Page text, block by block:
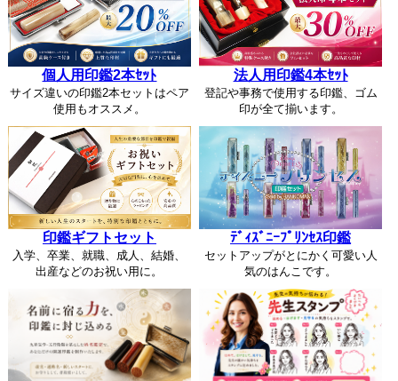
個人用印鑑2本ｾｯﾄ
サイズ違いの印鑑2本セットはペア
使用もオススメ。
法人用印鑑4本ｾｯﾄ
登記や事務で使用する印鑑、ゴム
印が全て揃います。
印鑑ギフトセット
入学、卒業、就職、成人、結婚、
出産などのお祝い用に。
ﾃﾞｨｽﾞﾆｰﾌﾟﾘﾝｾｽ印鑑
セットアップがとにかく可愛い人
気のはんこです。